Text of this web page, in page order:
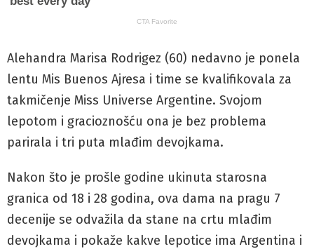
Alehandra Marisa Rodrigez (60) nedavno je ponela
lentu Mis Buenos Ajresa i time se kvalifikovala za
takmičenje Miss Universe Argentine. Svojom
lepotom i gracioznošću ona je bez problema
parirala i tri puta mlađim devojkama.
Nakon što je prošle godine ukinuta starosna
granica od 18 i 28 godina, ova dama na pragu 7
decenije se odvažila da stane na crtu mlađim
devojkama i pokaže kakve lepotice ima Argentina i